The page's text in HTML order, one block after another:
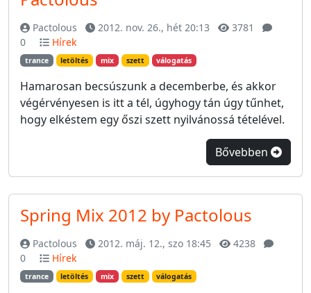
Pactolous 2012. nov. 26., hét 20:13
3781
0
Hírek
trance letöltés mix szett válogatás
Hamarosan becsúszunk a decemberbe, és akkor
végérvényesen is itt a tél, úgyhogy tán úgy tűnhet,
hogy elkéstem egy őszi szett nyilvánossá tételével.
Bővebben
Spring Mix 2012 by Pactolous
Pactolous 2012. máj. 12., szo 18:45
4238
0
Hírek
trance letöltés mix szett válogatás